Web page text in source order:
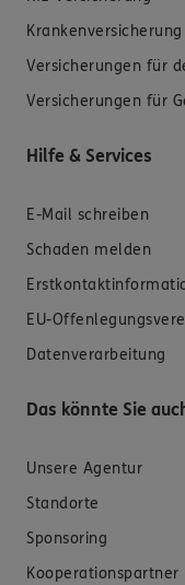
Krankenversicherung
Versicherungen für
Versicherungen für
Hilfe & Services
E-Mail schreiben
Schaden melden
EU-
Datenverarbeitung
Das könnte Sie
Unsere Agentur
Standorte
Sponsoring
Kooperationspartner